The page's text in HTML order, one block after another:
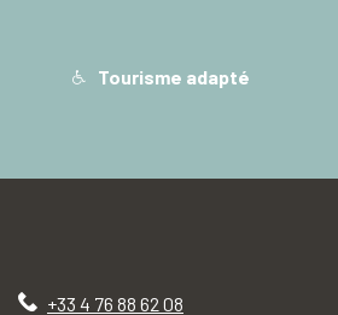
Tourisme adapté
+33 4 76 88 62 08